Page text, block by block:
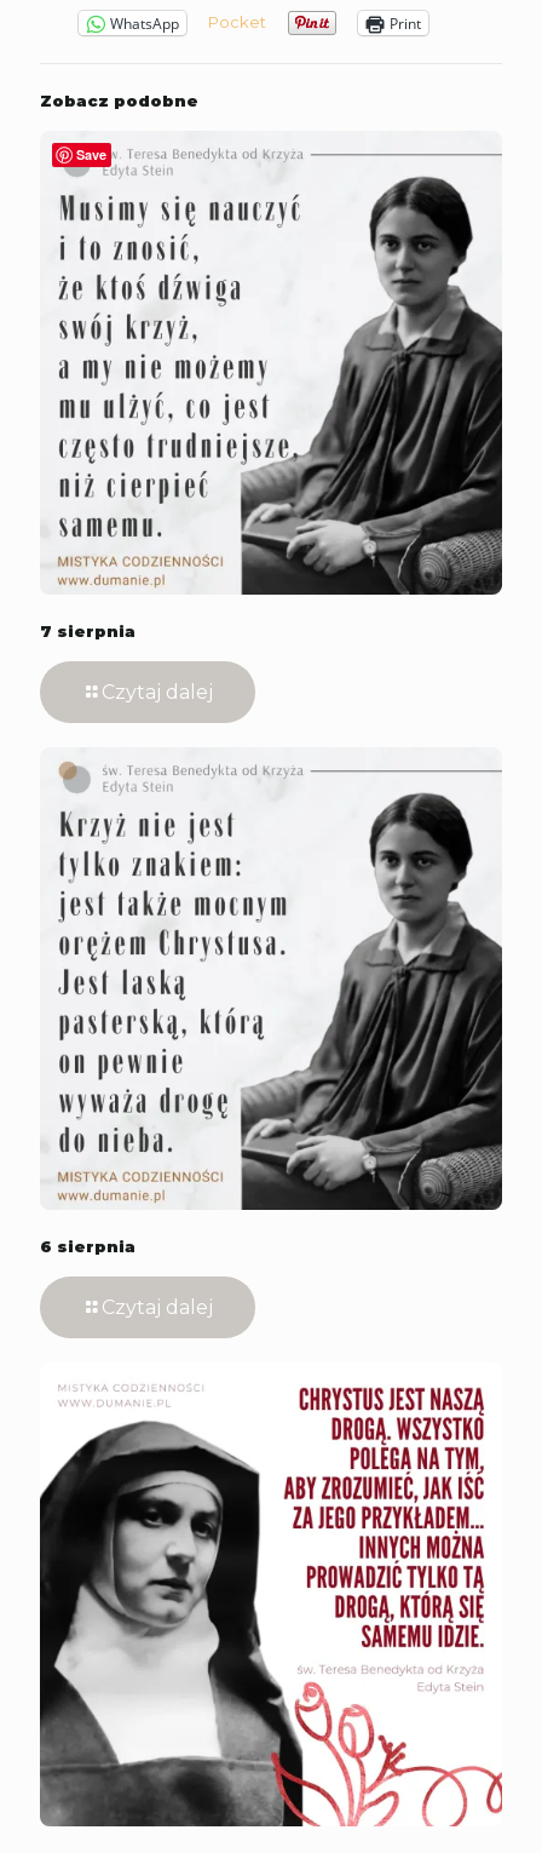
WhatsApp Pocket Print
Zobacz podobne
7 sierpnia
Czytaj dalej
6 sierpnia
Czytaj dalej
Save